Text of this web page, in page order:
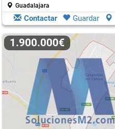
Guadalajara
Contactar Guardar
1.900.000€